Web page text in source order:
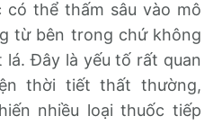
có thể thấm sâu vào mô
từ bên trong chứ không
lá. Đây là yếu tố rất quan
thời tiết thất thường,
nhiều loại thuốc tiếp